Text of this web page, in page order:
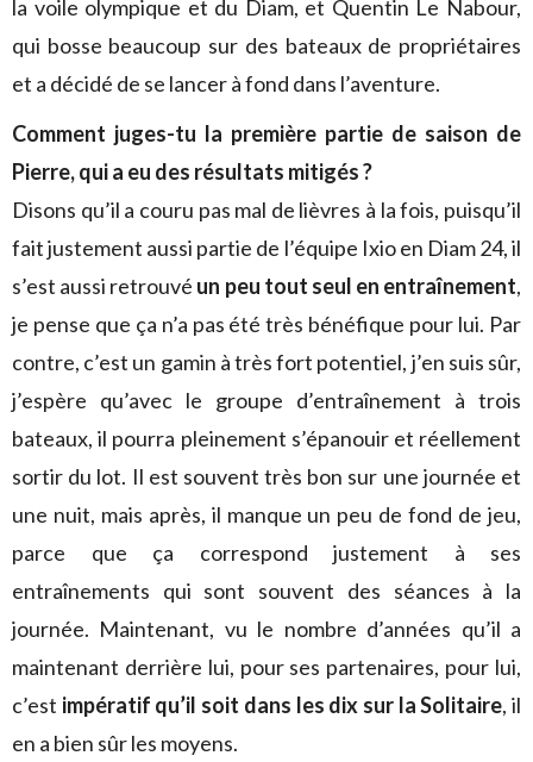
la voile olympique et du Diam, et Quentin Le Nabour,
qui bosse beaucoup sur des bateaux de propriétaires
et a décidé de se lancer à fond dans l’aventure.
Comment juges-tu la première partie de saison de
Pierre, qui a eu des résultats mitigés ?
Disons qu’il a couru pas mal de lièvres à la fois, puisqu’il
fait justement aussi partie de l’équipe Ixio en Diam 24, il
s’est aussi retrouvé un peu tout seul en entraînement,
je pense que ça n’a pas été très bénéfique pour lui. Par
contre, c’est un gamin à très fort potentiel, j’en suis sûr,
j’espère qu’avec le groupe d’entraînement à trois
bateaux, il pourra pleinement s’épanouir et réellement
sortir du lot. Il est souvent très bon sur une journée et
une nuit, mais après, il manque un peu de fond de jeu,
parce que ça correspond justement à ses
entraînements qui sont souvent des séances à la
journée. Maintenant, vu le nombre d’années qu’il a
maintenant derrière lui, pour ses partenaires, pour lui,
c’est impératif qu’il soit dans les dix sur la Solitaire, il
en a bien sûr les moyens.